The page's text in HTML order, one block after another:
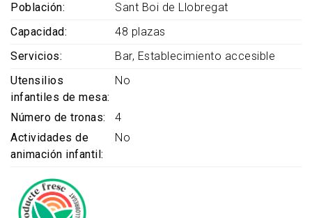
Población
Sant Boi de Llobregat
Capacidad
48 plazas
Servicios
Bar Establecimiento accesible
Utensilios
infantiles de mesa
No
Número de tronas
4
Actividades de
animación infantil
No